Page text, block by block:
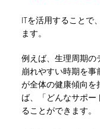
ITを活用することで
ます。
例えば、生理周期
崩れやすい時期を
が全体の健康傾向
ば、「どんなサポー
ることができます。